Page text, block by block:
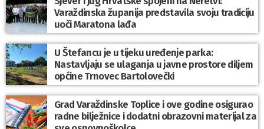
Varaždinska županija predstavila svoju tradiciju
uoči Maratona lađa
U Štefancu je u tijeku uređenje parka:
Nastavljaju se ulaganja u javne prostore diljem
općine Trnovec Bartolovečki
Grad Varaždinske Toplice i ove godine osigurao
radne bilježnice i dodatni obrazovni materijal za